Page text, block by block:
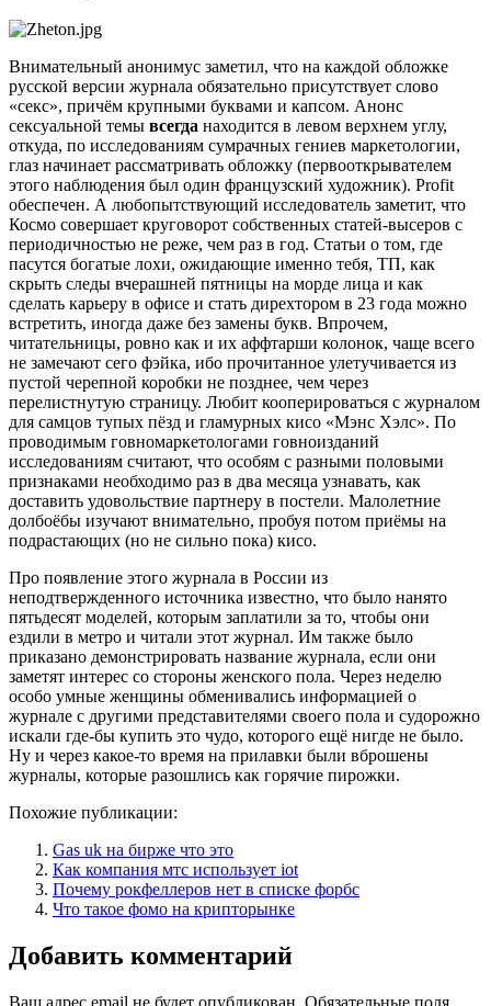
Внимательный анонимус заметил, что на каждой обложке
русской версии журнала обязательно присутствует слово
«секс», причём крупными буквами и капсом. Анонс
сексуальной темы всегда находится в левом верхнем углу,
откуда, по исследованиям сумрачных гениев маркетологии,
глаз начинает рассматривать обложку (первооткрывателем
этого наблюдения был один французский художник). Profit
обеспечен. А любопытствующий исследователь заметит, что
Космо совершает круговорот собственных статей-высеров с
периодичностью не реже, чем раз в год. Статьи о том, где
пасутся богатые лохи, ожидающие именно тебя, ТП, как
скрыть следы вчерашней пятницы на морде лица и как
сделать карьеру в офисе и стать дирехтором в 23 года можно
встретить, иногда даже без замены букв. Впрочем,
читательницы, ровно как и их аффтарши колонок, чаще всего
не замечают сего фэйка, ибо прочитанное улетучивается из
пустой черепной коробки не позднее, чем через
перелистнутую страницу. Любит кооперироваться с журналом
для самцов тупых пёзд и гламурных кисо «Мэнс Хэлс». По
проводимым говномаркетологами говноизданий
исследованиям считают, что особям с разными половыми
признаками необходимо раз в два месяца узнавать, как
доставить удовольствие партнеру в постели. Малолетние
долбоёбы изучают внимательно, пробуя потом приёмы на
подрастающих (но не сильно пока) кисо.
Про появление этого журнала в России из
неподтвержденного источника известно, что было нанято
пятьдесят моделей, которым заплатили за то, чтобы они
ездили в метро и читали этот журнал. Им также было
приказано демонстрировать название журнала, если они
заметят интерес со стороны женского пола. Через неделю
особо умные женщины обменивались информацией о
журнале с другими представителями своего пола и судорожно
искали где-бы купить это чудо, которого ещё нигде не было.
Ну и через какое-то время на прилавки были вброшены
журналы, которые разошлись как горячие пирожки.
Похожие публикации:
Gas uk на бирже что это
Как компания мтс использует iot
Почему рокфеллеров нет в списке форбс
Что такое фомо на крипторынке
Добавить комментарий
Ваш адрес email не будет опубликован. Обязательные поля